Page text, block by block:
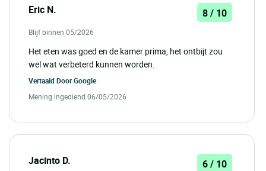
Eric N. 8 / 10
Blijf binnen 05/2026
Het eten was goed en de kamer prima, het ontbijt zou
wel wat verbeterd kunnen worden.
Vertaald DoorGoogle
Mening ingediend 06/05/2026
Jacinto D. 6 / 10